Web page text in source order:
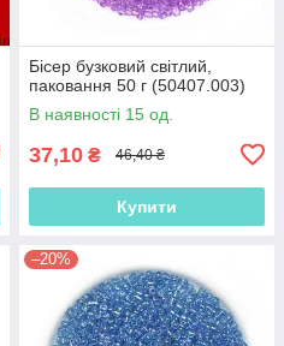
Бісер бузковий світлий,
паковання 50 г (50407.003)
В наявності 15 од.
37,10 ₴ 46,40 ₴
Купити
–20%